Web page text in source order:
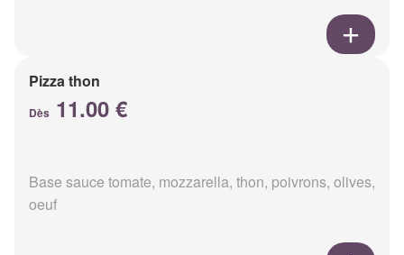
Pizza thon
Dès 11.00 €
Base sauce tomate, mozzarella, thon, poivrons, olives,
oeuf